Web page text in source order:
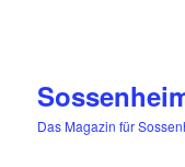
Das Magazin für